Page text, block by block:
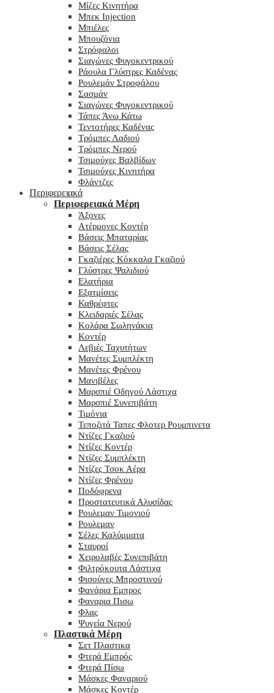
Μίζες Κινητήρα
Μπεκ Injection
Μπιέλες
Μπουζόνια
Στρόφαλοι
Σιαγώνες Φυγοκεντρικού
Ράουλα Γλύστρες Καδένας
Ρουλεμάν Στροφάλου
Σασμάν
Σιαγώνες Φυγοκεντρικού
Τάπες Άνω Κάτω
Τεντοτήρες Καδένας
Τρόμπες Λαδιού
Τρόμπες Νερού
Τσιμούχες Βαλβίδων
Τσιμούχες Κινητήρα
Φλάντζες
Περιφερειακά
Περιφερειακά Μέρη
Άξονες
Ατέρμονες Κοντέρ
Βάσεις Μπαταρίας
Βάσεις Σέλας
Γκαζιέρες Κόκκαλα Γκαζιού
Γλύστρες Ψαλιδιού
Ελατήρια
Εξατμίσεις
Καθρέφτες
Κλειδαριές Σέλας
Κολάρα Σωληνάκια
Κοντέρ
Λεβιές Ταχυτήτων
Μανέτες Συμπλέκτη
Μανέτες Φρένου
Μανιβέλες
Μαρσπιέ Οδηγού Λάστιχα
Μαρσπιέ Συνεπιβάτη
Τιμόνια
Τεποζιτά Ταπες Φλοτερ Ρουμπινετα
Ντίζες Γκαζιού
Ντίζες Κοντέρ
Ντίζες Συμπλέκτη
Ντίζες Τσοκ Αέρα
Ντίζες Φρένου
Ποδόφρενα
Προστατευτικά Αλυσίδας
Ρουλεμαν Τιμονιού
Ρουλεμαν
Σέλες Καλύμματα
Σταυροί
Χειρολαβές Συνεπιβάτη
Φιλτρόκουτα Λάστιχα
Φισούνες Μπροστινού
Φανάρια Εμπρος
Φαναρια Πισω
Φλας
Ψυγεία Νερού
Πλαστικά Μέρη
Σετ Πλαστικα
Φτερά Εμπρός
Φτερά Πίσω
Μάσκες Φαναριού
Μάσκες Κοντέρ